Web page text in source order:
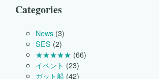
Categories
News (3)
SES (2)
★★★★★ (66)
イベント (23)
ガット船 (42)